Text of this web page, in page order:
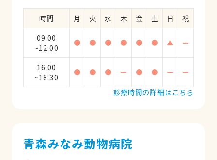
時間 月 火 水 木 金 土 日
祝
09:00
~12:00
● ● ● ● ● ● ▲ ー
16:00
~18:30
● ● ● ー ● ● ー
ー
診療時間の詳細はこちら
青森みなみ動物病院